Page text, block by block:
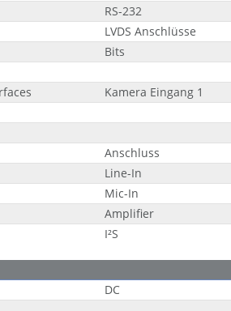
RS-232
LVDS Anschlüsse
Bits
Kamera Eingang 1
Anschluss
Line-In
Mic-In
Amplifier
I²S
DC